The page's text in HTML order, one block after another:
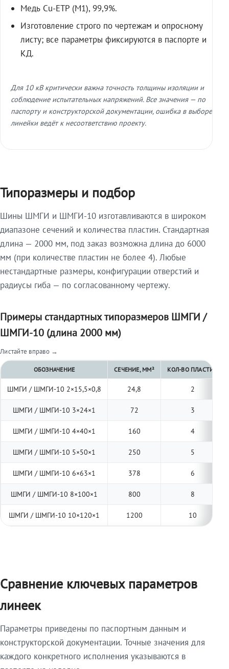
Медь Cu-ETP (M1), 99,9%.
Изготовление строго по чертежам и опросному
листу; все параметры фиксируются в паспорте и
КД.
Для 10 кВ критически важна точность толщины изоляции и
соблюдение испытательных напряжений. Все значения — по
паспорту и конструкторской документации, ошибка в выборе
линейки ведёт к несоответствию проекту.
Типоразмеры и подбор
Шины ШМГИ и ШМГИ-10 изготавливаются в широком
диапазоне сечений и количества пластин. Стандартная
длина — 2000 мм, под заказ возможна длина до 6000
мм (при количестве пластин не более 4). Любые
нестандартные размеры, конфигурации отверстий и
радиусы гиба — по согласованному чертежу.
Примеры стандартных типоразмеров ШМГИ /
ШМГИ-10 (длина 2000 мм)
Листайте вправо →
ОБОЗНАЧЕНИЕ СЕЧЕНИЕ, ММ² КОЛ-ВО ПЛАСТИН
ШМГИ / ШМГИ-10 2×15,5×0,8 24,8 2
ШМГИ / ШМГИ-10 3×24×1 72 3
ШМГИ / ШМГИ-10 4×40×1 160 4
ШМГИ / ШМГИ-10 5×50×1 250 5
ШМГИ / ШМГИ-10 6×63×1 378 6
ШМГИ / ШМГИ-10 8×100×1 800 8
ШМГИ / ШМГИ-10 10×120×1 1200 10
Сравнение ключевых параметров
линеек
Параметры приведены по паспортным данным и
конструкторской документации. Точные значения для
каждого конкретного исполнения указываются в